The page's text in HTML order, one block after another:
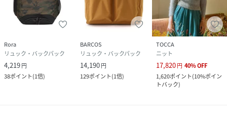
Rora
リュック・バックパック
4,219円
38ポイント(1倍)
BARCOS
リュック・バックパック
14,190円
129ポイント(1倍)
TOCCA
ニット
17,820円 40%OFF
1,620ポイント(10%ポイン
トバック)